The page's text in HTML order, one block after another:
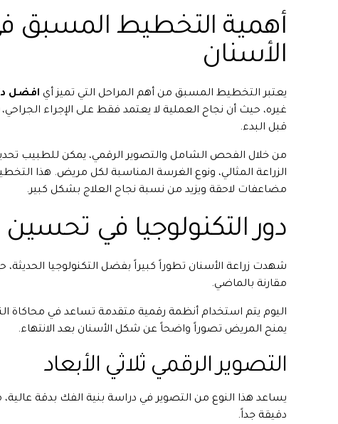
أهمية التخطيط المسبق
الأسنان
يعتبر التخطيط المسبق من أهم المراحل التي تميز أي افضل
غيره، حيث أن نجاح العملية لا يعتمد فقط على الإجراء
قبل البدء.
من خلال الفحص الشامل والتصوير الرقمي، يمكن للطبيب
الزراعة المثالي، ونوع الغرسة المناسبة لكل مريض. هذا
مضاعفات لاحقة ويزيد من نسبة نجاح العلاج بشكل كبير.
دور التكنولوجيا في تحسين
شهدت زراعة الأسنان تطوراً كبيراً بفضل التكنولوجيا الحديثة،
مقارنة بالماضي.
اليوم يتم استخدام أنظمة رقمية متقدمة تساعد في محاكاة
يمنح المريض تصوراً واضحاً عن شكل الأسنان بعد الانتهاء.
التصوير الرقمي ثلاثي الأبعاد
يساعد هذا النوع من التصوير في دراسة بنية الفك بدقة عالية،
دقيقة جداً.